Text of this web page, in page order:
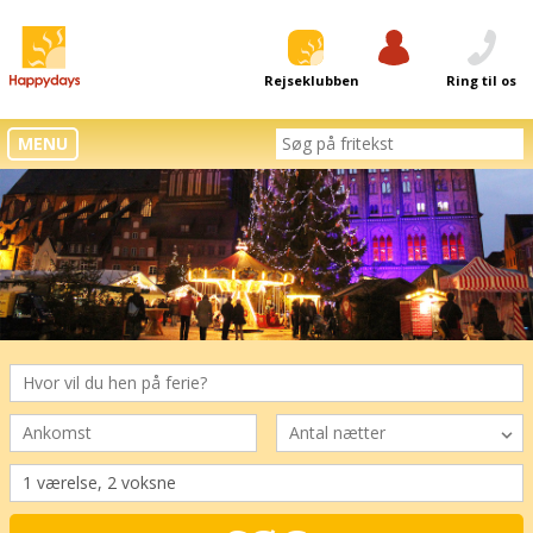
Rejseklubben Ring til os
MENU